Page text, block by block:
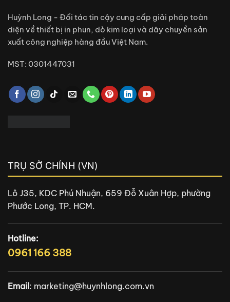
Huỳnh Long - Đối tác tin cậy cung cấp giải pháp toàn
diện về thiết bị in phun, dò kim loại và dây chuyền sản
xuất công nghiệp hàng đầu Việt Nam.
MST: 0301447031
TRỤ SỞ CHÍNH (VN)
Lô J35, KDC Phú Nhuận, 659 Đỗ Xuân Hợp, phường
Phước Long, TP. HCM.
Hotline:
0961 166 388
Email: marketing@huynhlong.com.vn